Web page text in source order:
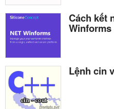
Cách kết
Winforms
Lệnh cin